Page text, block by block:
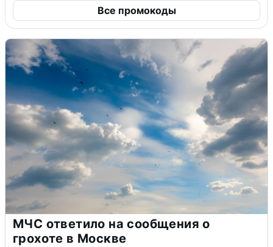
Все промокоды
МЧС ответило на сообщения о
грохоте в Москве